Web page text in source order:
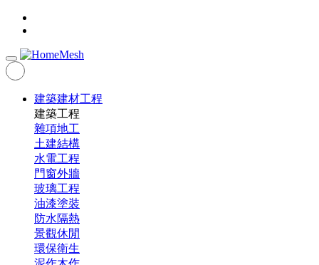
建築建材工程
建築工程
雜項地工
土建結構
水電工程
門窗外牆
玻璃工程
油漆塗裝
防水隔熱
景觀休閒
環保衛生